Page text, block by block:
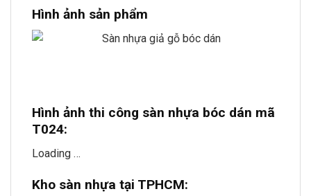
Hình ảnh sản phẩm
Hình ảnh thi công sàn nhựa bóc dán mã
T024:
Loading …
Kho sàn nhựa tại TPHCM: